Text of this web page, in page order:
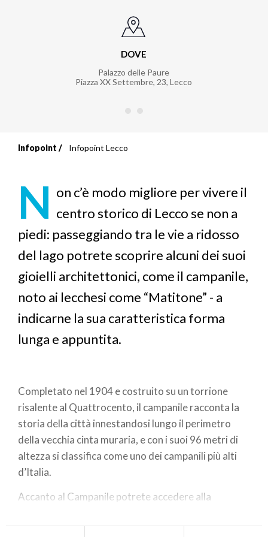
DOVE
Palazzo delle Paure
Piazza XX Settembre, 23, Lecco
Briciole
di
pane
Infopoint Infopoint Lecco
N on c’è modo migliore per vivere il
centro storico di Lecco se non a
piedi: passeggiando tra le vie a ridosso
del lago potrete scoprire alcuni dei suoi
gioielli architettonici, come il campanile,
noto ai lecchesi come “Matitone” - a
indicarne la sua caratteristica forma
lunga e appuntita.
Completato nel 1904 e costruito su un torrione
risalente al Quattrocento, il campanile racconta la
storia della città innestandosi lungo il perimetro
della vecchia cinta muraria, e con i suoi 96 metri di
altezza si classifica come uno dei campanili più alti
d’Italia.
Accanto al Campanile potrete accedere alla
patrono della città e dei naviganti. Dalla scalinata